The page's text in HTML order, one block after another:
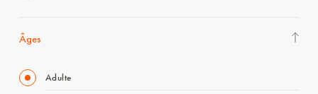
Âges
Adulte